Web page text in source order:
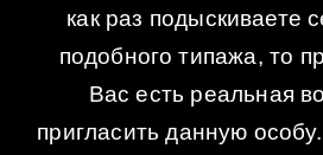
как раз подыскиваете
подобного типажа, то
Вас есть реальная
пригласить данную